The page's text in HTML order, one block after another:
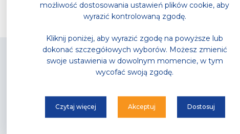
możliwość dostosowania ustawień plików cookie, aby
wyrazić kontrolowaną zgodę.
Kliknij poniżej, aby wyrazić zgodę na powyższe lub
dokonać szczegółowych wyborów. Możesz zmienić
swoje ustawienia w dowolnym momencie, w tym
wycofać swoją zgodę.
Czytaj więcej Akceptuj Dostosuj